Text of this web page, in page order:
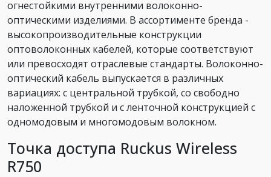
огнестойкими внутренними волоконно-
оптическими изделиями. В ассортименте бренда -
высокопроизводительные конструкции
оптоволоконных кабелей, которые соответствуют
или превосходят отраслевые стандарты. Волоконно-
оптический кабель выпускается в различных
вариациях: с центральной трубкой, со свободно
наложенной трубкой и с ленточной конструкцией с
одномодовым и многомодовым волокном.
Точка доступа Ruckus Wireless
R750